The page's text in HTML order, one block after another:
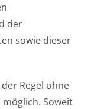
der
sowie dieser
Regel ohne
Soweit